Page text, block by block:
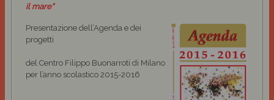
il mare“
Presentazione dell’Agenda e dei
progetti
del Centro Filippo Buonarroti di Milano
per l’anno scolastico 2015-2016